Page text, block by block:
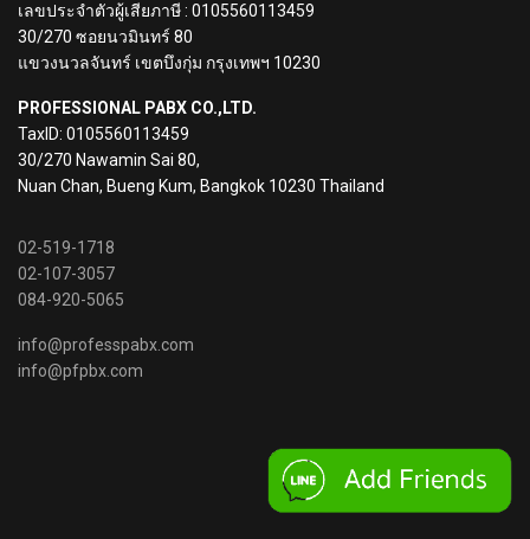
เลขประจำตัวผู้เสียภาษี : 0105560113459
30/270 ซอยนวมินทร์ 80
แขวงนวลจันทร์ เขตบึงกุ่ม กรุงเทพฯ 10230
PROFESSIONAL PABX CO.,LTD.
TaxID: 0105560113459
30/270 Nawamin Sai 80,
Nuan Chan, Bueng Kum, Bangkok 10230 Thailand
02-519-1718
02-107-3057
084-920-5065
info@professpabx.com
info@pfpbx.com